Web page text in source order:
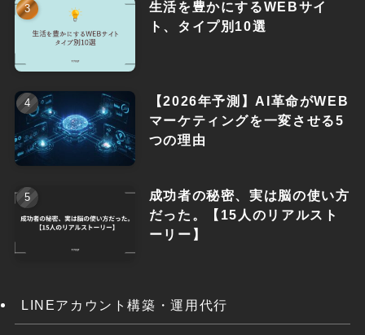
生活を豊かにするWEBサイ
ト、タイプ別10選
【2026年予測】AI革命がWEB
マーケティングを一変させる5
つの理由
成功者の秘密、実は脳の使い方
だった。【15人のリアルスト
ーリー】
LINEアカウント構築・運用代行